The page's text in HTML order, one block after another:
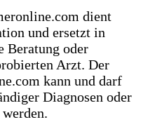
dient
und ersetzt in
Beratung oder
Arzt. Der
kann und darf
Diagnosen oder